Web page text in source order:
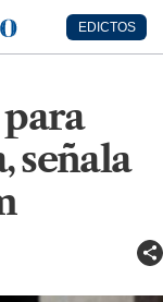
EDICTOS
señala